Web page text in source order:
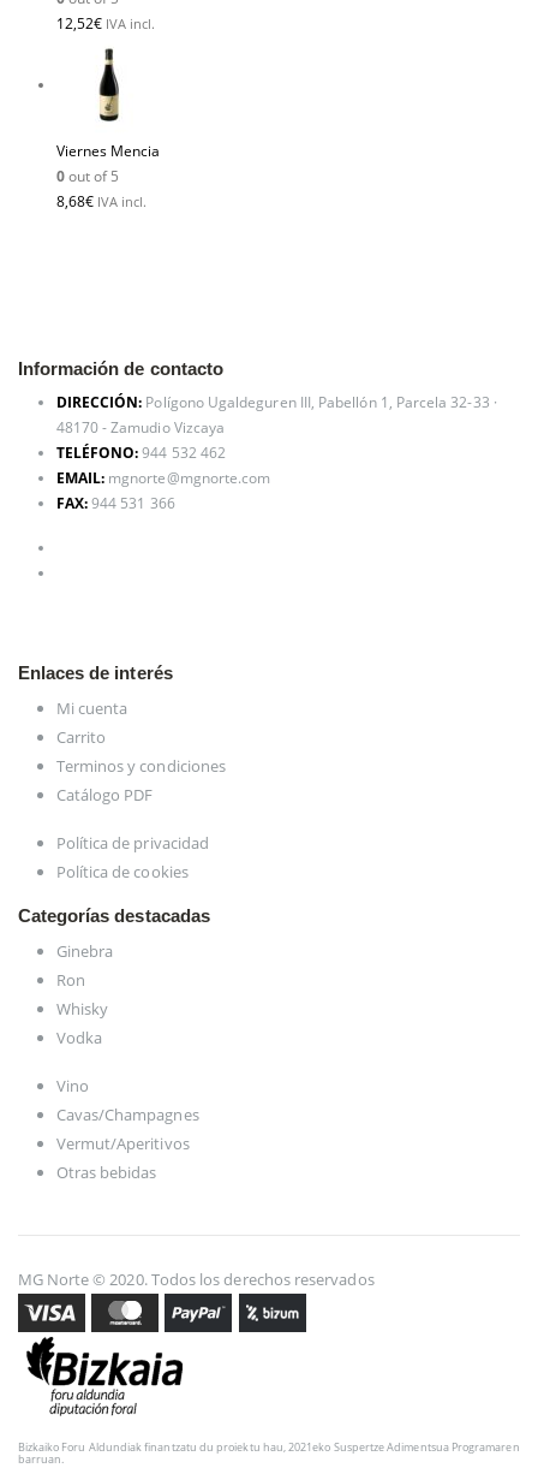
12,52€ IVA incl.
Viernes Mencia
0out of 5
8,68€ IVA incl.
Información de contacto
DIRECCIÓN: Polígono Ugaldeguren III, Pabellón 1, Parcela 32-33 ·
48170 - Zamudio Vizcaya
TELÉFONO:944 532 462
EMAIL: mgnorte@mgnorte.com
FAX:944 531 366
Enlaces de interés
Mi cuenta
Carrito
Terminos y condiciones
Catálogo PDF
Política de privacidad
Política de cookies
Categorías destacadas
Ginebra
Ron
Whisky
Vodka
Vino
Cavas/Champagnes
Vermut/Aperitivos
Otras bebidas
MG Norte © 2020. Todos los derechos reservados
Bizkaiko Foru Aldundiak finantzatu du proiektu hau, 2021eko Suspertze Adimentsua Programaren
barruan.